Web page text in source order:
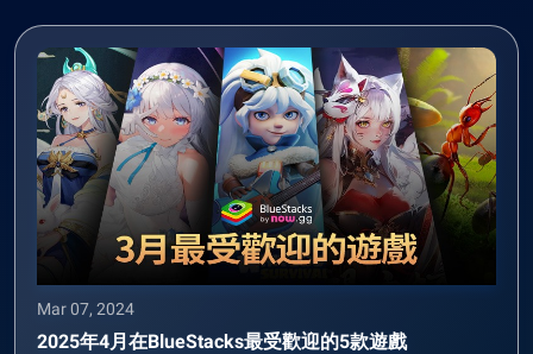
Mar 07, 2024
2025年4月在BlueStacks最受歡迎的5款遊戲